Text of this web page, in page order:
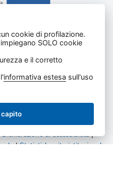
dell’ambiente del
Giulia
Dichiarazione di accessibilità|
|Statistiche sito istituzionale
cookie di profilazione.
SOLO cookie
e il corretto
informativa estesa sull'uso
capito